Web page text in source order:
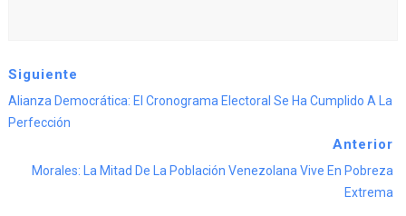
Siguiente
Alianza Democrática: El Cronograma Electoral Se Ha Cumplido A La
Perfección
Anterior
Morales: La Mitad De La Población Venezolana Vive En Pobreza
Extrema